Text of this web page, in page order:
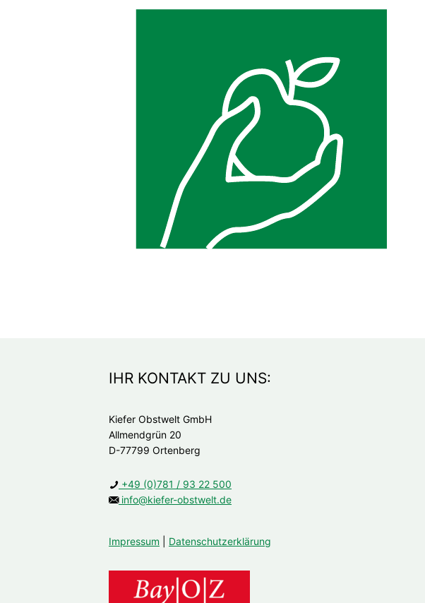
IHR KONTAKT ZU UNS:
Kiefer Obstwelt GmbH
Allmendgrün 20
D-77799 Ortenberg
+49 (0)781 / 93 22 500
info@kiefer-obstwelt.de
Impressum Datenschutzerklärung